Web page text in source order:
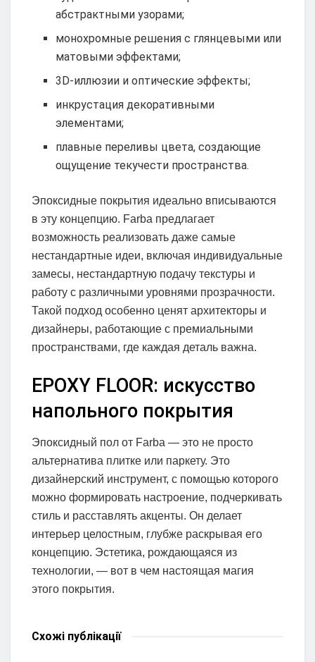
абстрактными узорами;
монохромные решения с глянцевыми или
матовыми эффектами;
3D-иллюзии и оптические эффекты;
инкрустация декоративными
элементами;
плавные переливы цвета, создающие
ощущение текучести пространства.
Эпоксидные покрытия идеально вписываются
в эту концепцию. Farba предлагает
возможность реализовать даже самые
нестандартные идеи, включая индивидуальные
замесы, нестандартную подачу текстуры и
работу с различными уровнями прозрачности.
Такой подход особенно ценят архитекторы и
дизайнеры, работающие с премиальными
пространствами, где каждая деталь важна.
EPOXY FLOOR: искусство
напольного покрытия
Эпоксидный пол от Farba — это не просто
альтернатива плитке или паркету. Это
дизайнерский инструмент, с помощью которого
можно формировать настроение, подчеркивать
стиль и расставлять акценты. Он делает
интерьер целостным, глубже раскрывая его
концепцию. Эстетика, рождающаяся из
технологии, — вот в чем настоящая магия
этого покрытия.
Схожі публікації